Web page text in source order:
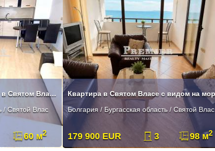
Двухкомнатный апартамент в Святом Власе с видом на море
/ Святой Влас
60 м2
Болгария / Бургасская область / Святой Влас
179 900 EUR 3 98 м2